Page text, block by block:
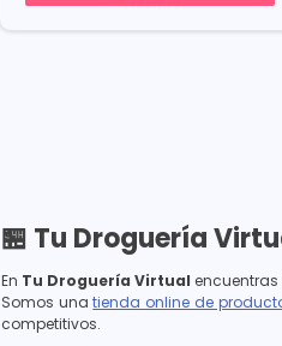
🏪 Tu Droguería
En Tu Droguería Virtual
Somos unatienda online de
competitivos.